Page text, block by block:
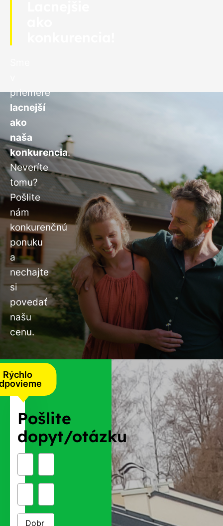
priemere
lacnejší
ako
naša
konkurencia.
Neveríte
tomu?
Pošlite
nám
konkurenčnú
ponuku
a
nechajte
si
povedať
našu
cenu.
Rýchlo
Pošlite
dopyt/otázku